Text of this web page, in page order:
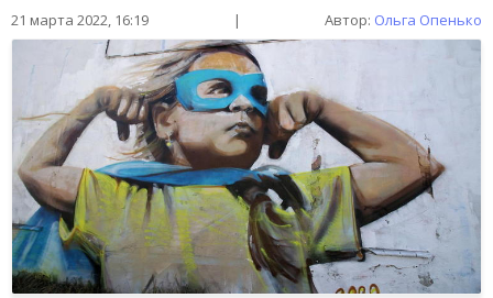
21 марта 2022, 16:19 | Автор: Ольга Опенько